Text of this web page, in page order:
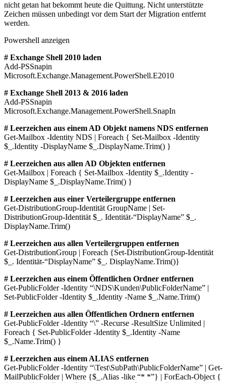
nicht getan hat bekommt heute die Quittung. Nicht unterstützte
Zeichen müssen unbedingt vor dem Start der Migration entfernt
werden.
Powershell anzeigen
# Exchange Shell 2010 laden
Add-PSSnapin
Microsoft.Exchange.Management.PowerShell.E2010
# Exchange Shell 2013 & 2016 laden
Add-PSSnapin
Microsoft.Exchange.Management.PowerShell.SnapIn
# Leerzeichen aus einem AD Objekt namens NDS entfernen
Get-Mailbox -Identity NDS | Foreach { Set-Mailbox -Identity
$_.Identity -DisplayName $_.DisplayName.Trim() }
# Leerzeichen aus allen AD Objekten entfernen
Get-Mailbox | Foreach { Set-Mailbox -Identity $_.Identity -
DisplayName $_.DisplayName.Trim() }
# Leerzeichen aus einer Verteilergruppe entfernen
Get-DistributionGroup-Identität GroupName | Set-
DistributionGroup-Identität $_. Identität-“DisplayName” $_.
DisplayName.Trim()
# Leerzeichen aus allen Verteilergruppen entfernen
Get-DistributionGroup | Foreach {Set-DistributionGroup-Identität
$_. Identität-“DisplayName” $_. DisplayName.Trim()}
# Leerzeichen aus einem Öffentlichen Ordner entfernen
Get-PublicFolder -Identity “\NDS\Kunden\PublicFolderName” |
Set-PublicFolder -Identity $_.Identity -Name $_.Name.Trim()
# Leerzeichen aus allen Öffentlichen Ordnern entfernen
Get-PublicFolder -Identity “\” -Recurse -ResultSize Unlimited |
Foreach { Set-PublicFolder -Identity $_.Identity -Name
$_.Name.Trim() }
# Leerzeichen aus einem ALIAS entfernen
Get-PublicFolder -Identity “\Test\SubPath\PublicFolderName” | Get-
MailPublicFolder | Where {$_.Alias -like “* *”} | ForEach-Object {